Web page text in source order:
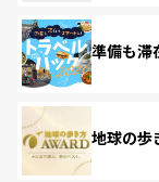
準備も
地球の歩